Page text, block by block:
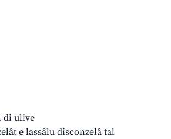
di ulive
e lassâlu disconzelâ tal